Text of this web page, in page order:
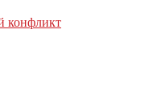
конфликт